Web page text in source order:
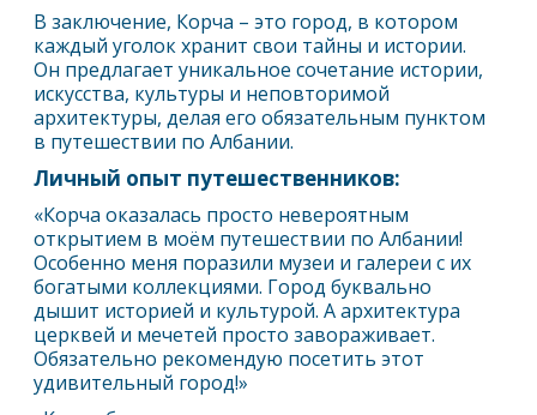
В заключение, Корча – это город, в котором
каждый уголок хранит свои тайны и истории.
Он предлагает уникальное сочетание истории,
искусства, культуры и неповторимой
архитектуры, делая его обязательным пунктом
в путешествии по Албании.
Личный опыт путешественников:
«Корча оказалась просто невероятным
открытием в моём путешествии по Албании!
Особенно меня поразили музеи и галереи с их
богатыми коллекциями. Город буквально
дышит историей и культурой. А архитектура
церквей и мечетей просто завораживает.
Обязательно рекомендую посетить этот
удивительный город!»